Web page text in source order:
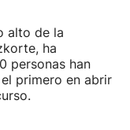
alto de la
ha
personas han
primero en abrir